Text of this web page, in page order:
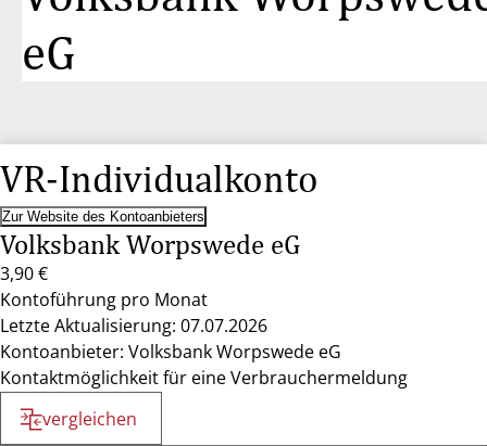
eG
VR-Individualkonto
Zur Website des Kontoanbieters
Volksbank Worpswede eG
3,90 €
Kontoführung pro Monat
Letzte Aktualisierung: 07.07.2026
Kontoanbieter: Volksbank Worpswede eG
Kontaktmöglichkeit für eine Verbrauchermeldung
vergleichen